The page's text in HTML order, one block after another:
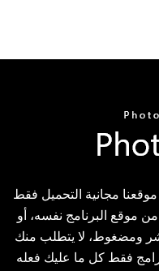
مجانية التحميل فقط
موقع البرنامج نفسه، أو
ومضغوط، لا يتطلب منك
فقط كل ما عليك فعله